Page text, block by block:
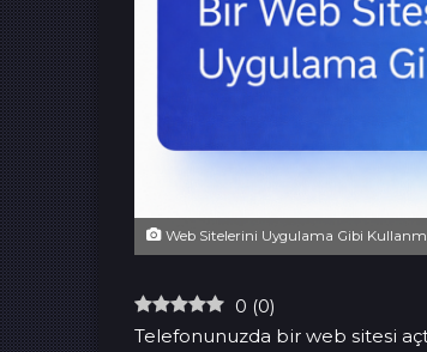
Web Sitelerini Uygulama Gibi
0 (0)
Telefonunuzda bir web sitesi